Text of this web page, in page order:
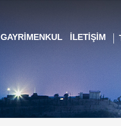
GAYRIMENKUL İLETIŞIM